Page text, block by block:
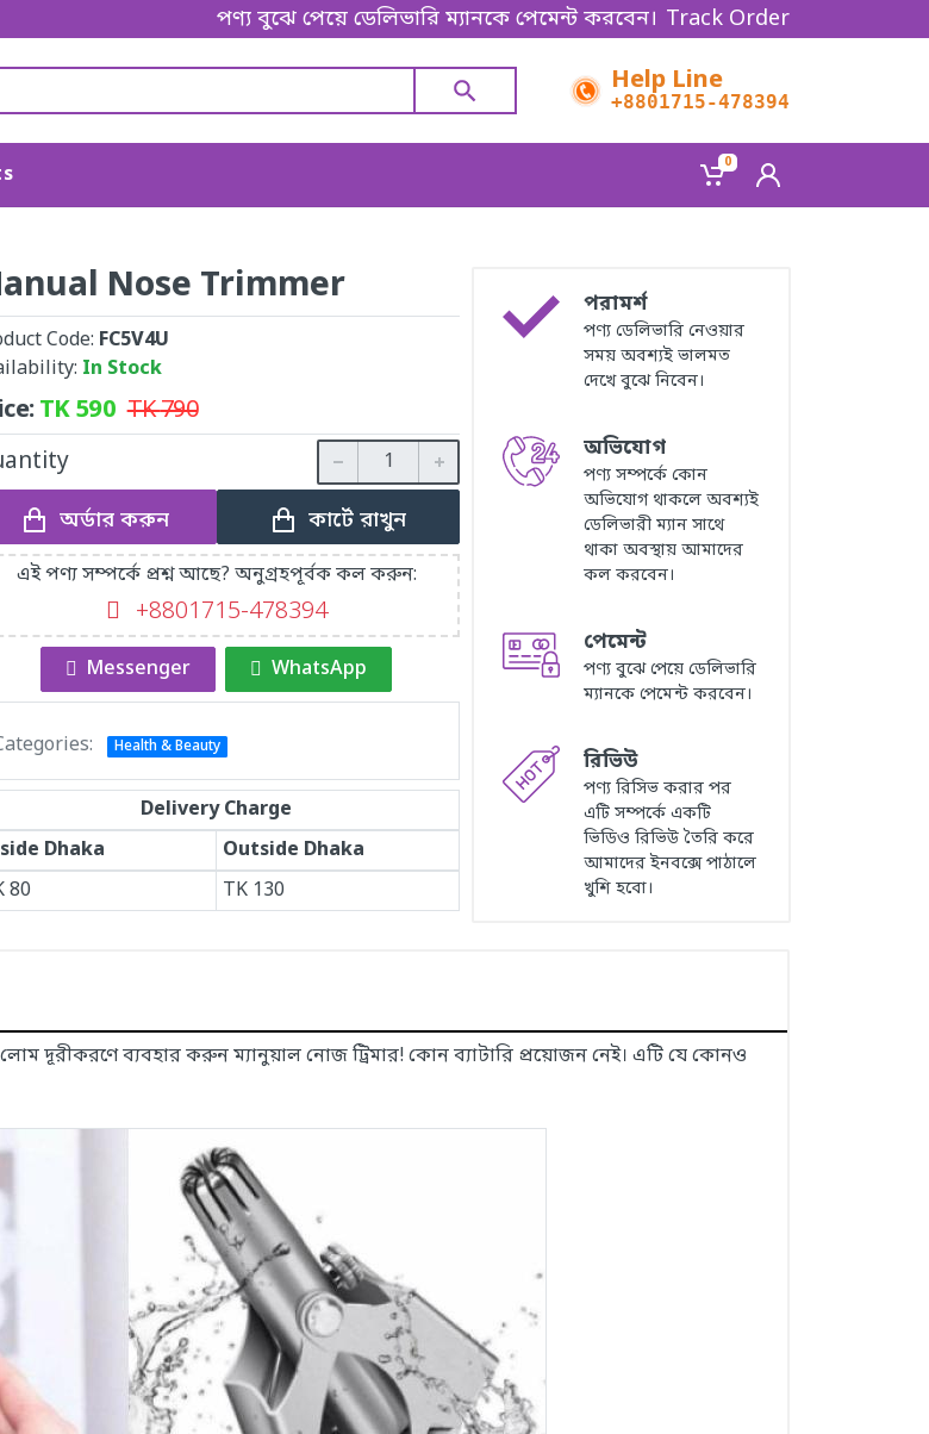
পণ্য বুঝে পেয়ে ডেলিভারি ম্যানকে পেমেন্ট করবেন। Thanks for shopping!
Track Order
Help Line
+8801715-478394
0
Nose Trimmer
Code: FC5V4U
In Stock
TK590 TK790
অর্ডার করুন কার্টে রাখুন
এই পণ্য সম্পর্কে প্রশ্ন আছে? অনুগ্রহপূর্বক কল করুন:
+8801715-478394
Messenger WhatsApp
Health & Beauty
Delivery Charge
Dhaka
Outside Dhaka
80 TK 130
পরামর্শ
পণ্য ডেলিভারি নেওয়ার
সময় অবশ্যই ভালমত
দেখে বুঝে নিবেন।
অভিযোগ
পণ্য সম্পর্কে কোন
অভিযোগ থাকলে অবশ্যই
ডেলিভারী ম্যান সাথে
থাকা অবস্থায় আমাদের
কল করবেন।
পেমেন্ট
পণ্য বুঝে পেয়ে ডেলিভারি
ম্যানকে পেমেন্ট করবেন।
রিভিউ
পণ্য রিসিভ করার পর
এটি সম্পর্কে একটি
ভিডিও রিভিউ তৈরি করে
আমাদের ইনবক্সে পাঠালে
খুশি হবো।
দূরীকরণে ব্যবহার করুন ম্যানুয়াল নোজ ট্রিমার! কোন ব্যাটারি প্রয়োজন নেই। এটি যে কোনও